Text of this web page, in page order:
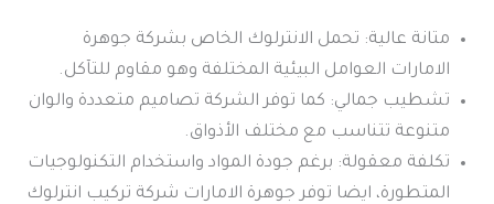
متانة عالية: تحمل الانترلوك الخاص بشركة جوهرة
الامارات العوامل البيئية المختلفة وهو مقاوم للتآكل.
تشطيب جمالي: كما توفر الشركة تصاميم متعددة والوان
متنوعة تتناسب مع مختلف الأذواق.
تكلفة معقولة: برغم جودة المواد واستخدام التكنولوجيات
المتطورة، ايضا توفر جوهرة الامارات شركة تركيب انترلوك